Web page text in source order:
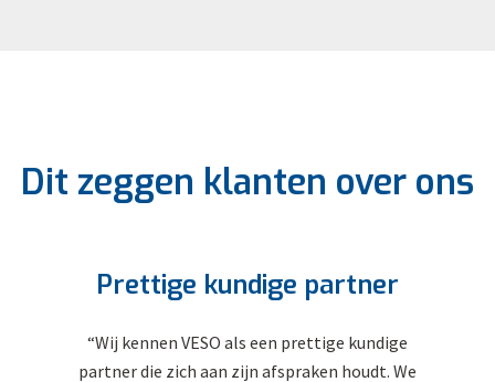
Dit zeggen klanten over ons
Prettige kundige partner
“Wij kennen VESO als een prettige kundige
partner die zich aan zijn afspraken houdt. We